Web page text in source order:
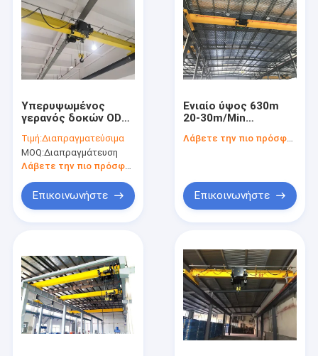
Υπερυψωμένος
γερανός δοκών ODM
Τιμή:Διαπραγματεύσιμα
MOQ:Διαπραγμάτευση
Λάβετε την πιο πρόσφατη τιμή
Επικοινωνήστε
Ενιαίο ύψος 630m
20-30m/Min
υπερυψωμένων
Λάβετε την πιο πρόσφατη τιμή
Επικοινωνήστε